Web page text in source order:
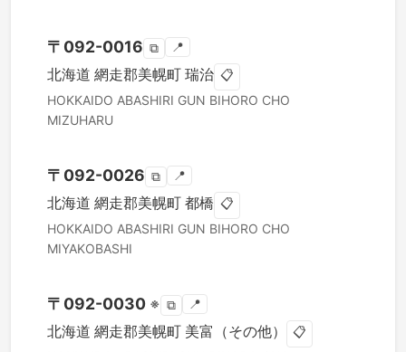
〒 092-0016 ⧉ 📍
北海道 網走郡美幌町 瑞治 📋
HOKKAIDO ABASHIRI GUN BIHORO CHO
MIZUHARU
〒 092-0026 ⧉ 📍
北海道 網走郡美幌町 都橋 📋
HOKKAIDO ABASHIRI GUN BIHORO CHO
MIYAKOBASHI
〒 092-0030 ※ ⧉ 📍
北海道 網走郡美幌町 美富（その他） 📋